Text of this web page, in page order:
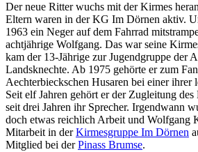
Der neue Ritter wuchs mit der Kirmes
Eltern waren in der KG Im Dörnen aktiv.
1963 ein Neger auf dem Fahrrad
achtjährige Wolfgang. Das war seine
kam der 13-Jährige zur Jugendgruppe der
Landsknechte. Ab 1975 gehörte er zum
Aechterbieckschen Husaren bei einer ihrer
Seit elf Jahren gehört er der Zugleitung
seit drei Jahren ihr Sprecher. Irgendwann
doch etwas reichlich Arbeit und Wolfgang
Mitarbeit in derKirmesgruppe Im Dörnen
Mitglied bei derPinass Brumse.